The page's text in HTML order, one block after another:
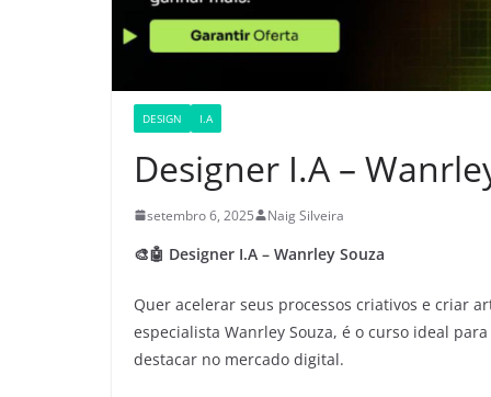
DESIGN I.A
Designer I.A –
setembro 6, 2025 Naig Silveira
🎨🤖 Designer I.A – Wanrley Souza
Quer acelerar seus processos criativos e criar
especialista Wanrley Souza, é o curso ideal
destacar no mercado digital.